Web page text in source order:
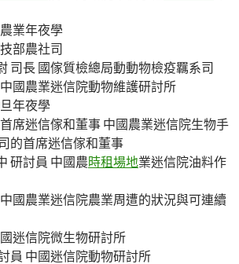
業年夜學
部農社司
司長 國傢質檢總局動動物檢疫羈系司
農業迷信院動物維護研討所
年夜學
迷信傢和董事 中國農業迷信院生物手
的首席迷信傢和董事
討員 中國農時租場地業迷信院油料作
農業迷信院農業周遭的狀況與可連續
信院微生物研討所
員 中國迷信院動物研討所